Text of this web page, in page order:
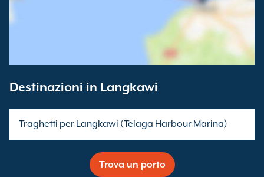
Destinazioni in Langkawi
Traghetti per Langkawi (Telaga Harbour Marina)
Trova un porto